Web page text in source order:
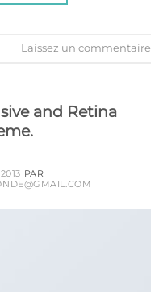
Laissez un commentaire
and Retina
PAR